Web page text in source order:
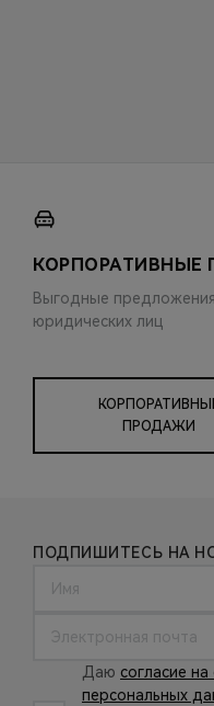
КОРПОРАТИВНЫЕ
Выгодные
юридических лиц
ПРОДАЖИ
ПОДПИШИТЕСЬ НА
Даю согласие
персональных